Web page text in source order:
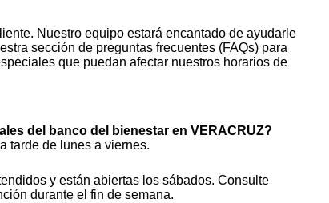
Nuestro equipo estará encantado de ayudarle
sección de preguntas frecuentes (FAQs) para
que puedan afectar nuestros horarios de
del banco del bienestar en VERACRUZ?
tarde de lunes a viernes.
y están abiertas los sábados. Consulte
durante el fin de semana.